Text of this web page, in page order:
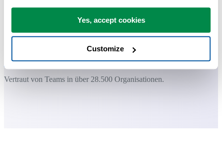
Yes, accept cookies
Customize
Die meisten Nutzer beginnen mit wenigen Tools. Viele nutzen
ASAP Utilities schließlich täglich.
Vertraut von Teams in über 28.500 Organisationen.